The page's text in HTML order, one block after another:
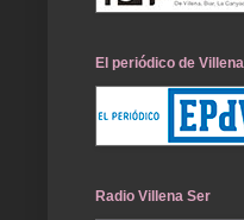
El periódico de Villena
Radio Villena Ser